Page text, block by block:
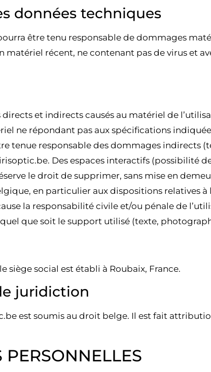
données techniques
être tenu responsable de dommages
matériel récent, ne contenant pas de virus et
et indirects causés au matériel de
ne répondant pas aux spécifications
tenue responsable des dommages indirects
Des espaces interactifs (possibilité
le droit de supprimer, sans mise en
en particulier aux dispositions relatives à
la responsabilité civile et/ou pénale de
que soit le support utilisé (texte,
siège social est établi à Roubaix, France.
juridiction
est soumis au droit belge. Il est fait